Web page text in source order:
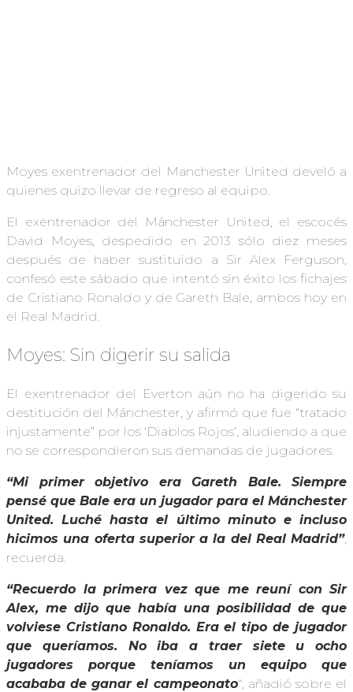
Moyes exentrenador del Manchester United develó a
quienes quizo llevar de regreso al equipo.
El exentrenador del Mánchester United, el escocés
David Moyes, despedido en 2013 sólo diez meses
después de haber sustituido a Sir Alex Ferguson,
confesó este sábado que intentó sin éxito los fichajes
de Cristiano Ronaldo y de Gareth Bale, ambos hoy en
el Real Madrid.
Moyes: Sin digerir su salida
El exentrenador del Everton aún no ha digerido su
destitución del Mánchester, y afirmó que fue “tratado
injustamente” por los ‘Diablos Rojos’, aludiendo a que
no se correspondieron sus demandas de jugadores.
“Mi primer objetivo era Gareth Bale. Siempre
pensé que Bale era un jugador para el Mánchester
United. Luché hasta el último minuto e incluso
hicimos una oferta superior a la del Real Madrid”,
recuerda.
“Recuerdo la primera vez que me reuní con Sir
Alex, me dijo que había una posibilidad de que
volviese Cristiano Ronaldo. Era el tipo de jugador
que queríamos. No iba a traer siete u ocho
jugadores porque teníamos un equipo que
acababa de ganar el campeonato“, añadió sobre el